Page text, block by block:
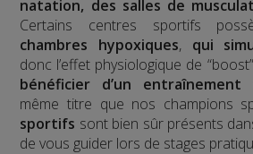
natation, des salles de
Certains centres sportifs
chambres hypoxiques, qui
donc l’effet physiologique de
bénéficier d’un entraînement
même titre que nos champions
sportifs sont bien sûr présents
de vous guider lors de stages